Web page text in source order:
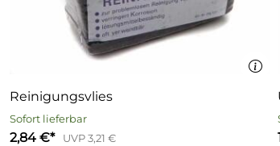
Reinigungsvlies
Sofort lieferbar
2,84 €*
UVP 3,21 €